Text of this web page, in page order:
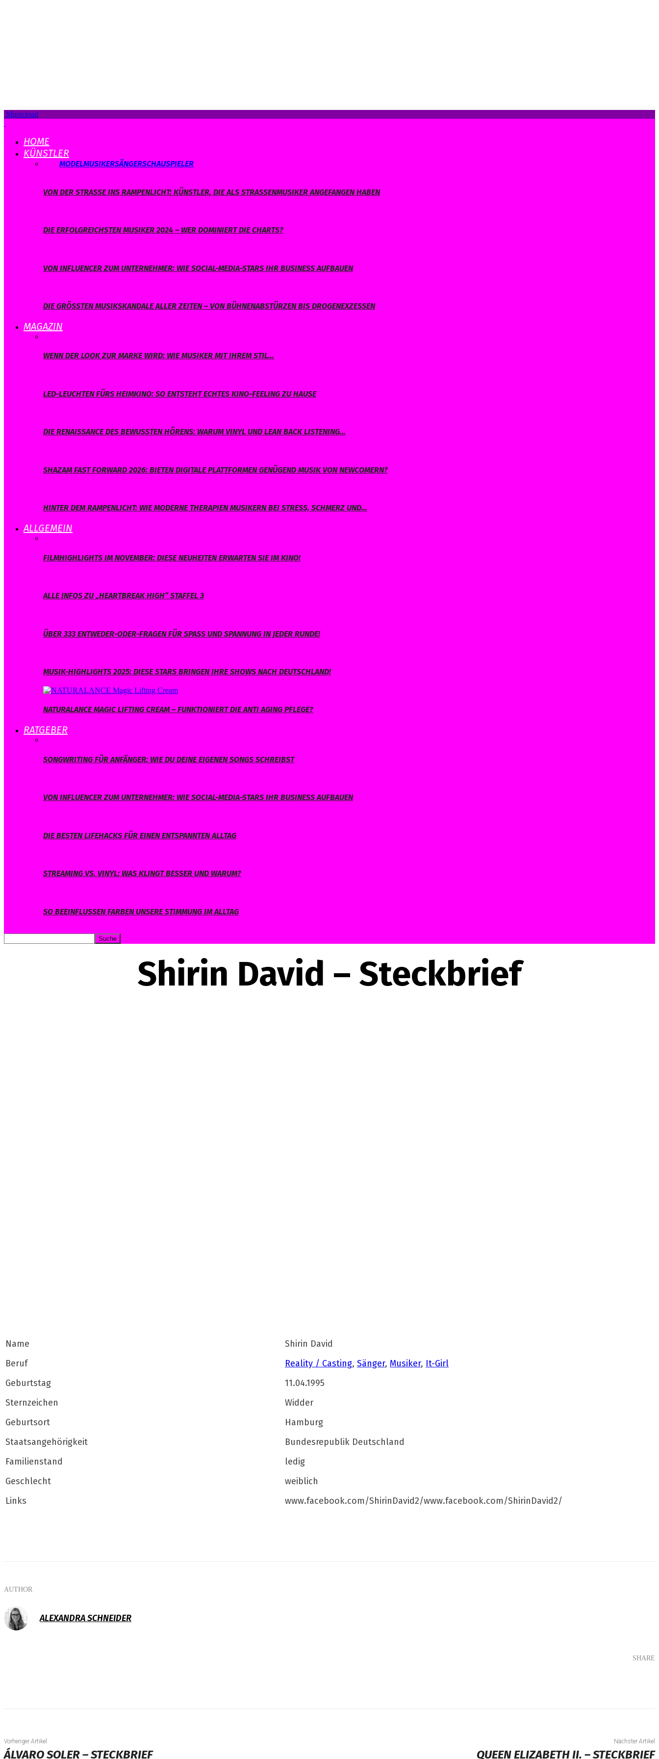
Musicload
HOME
KÜNSTLER
MODELMUSIKERSÄNGERSCHAUSPIELER
VON DER STRASSE INS RAMPENLICHT: KÜNSTLER, DIE ALS STRASSENMUSIKER ANGEFANGEN HABEN
DIE ERFOLGREICHSTEN MUSIKER 2024 – WER DOMINIERT DIE CHARTS?
VON INFLUENCER ZUM UNTERNEHMER: WIE SOCIAL-MEDIA-STARS IHR BUSINESS AUFBAUEN
DIE GRÖSSTEN MUSIKSKANDALE ALLER ZEITEN – VON BÜHNENABSTÜRZEN BIS DROGENEXZESSEN
MAGAZIN
WENN DER LOOK ZUR MARKE WIRD: WIE MUSIKER MIT IHREM STIL…
LED-LEUCHTEN FÜRS HEIMKINO: SO ENTSTEHT ECHTES KINO-FEELING ZU HAUSE
DIE RENAISSANCE DES BEWUSSTEN HÖRENS: WARUM VINYL UND LEAN BACK LISTENING…
SHAZAM FAST FORWARD 2026: BIETEN DIGITALE PLATTFORMEN GENÜGEND MUSIK VON NEWCOMERN?
HINTER DEM RAMPENLICHT: WIE MODERNE THERAPIEN MUSIKERN BEI STRESS, SCHMERZ UND…
ALLGEMEIN
FILMHIGHLIGHTS IM NOVEMBER: DIESE NEUHEITEN ERWARTEN SIE IM KINO!
ALLE INFOS ZU „HEARTBREAK HIGH“ STAFFEL 3
ÜBER 333 ENTWEDER-ODER-FRAGEN FÜR SPASS UND SPANNUNG IN JEDER RUNDE!
MUSIK-HIGHLIGHTS 2025: DIESE STARS BRINGEN IHRE SHOWS NACH DEUTSCHLAND!
NATURALANCE MAGIC LIFTING CREAM – FUNKTIONIERT DIE ANTI AGING PFLEGE?
RATGEBER
SONGWRITING FÜR ANFÄNGER: WIE DU DEINE EIGENEN SONGS SCHREIBST
VON INFLUENCER ZUM UNTERNEHMER: WIE SOCIAL-MEDIA-STARS IHR BUSINESS AUFBAUEN
DIE BESTEN LIFEHACKS FÜR EINEN ENTSPANNTEN ALLTAG
STREAMING VS. VINYL: WAS KLINGT BESSER UND WARUM?
SO BEEINFLUSSEN FARBEN UNSERE STIMMUNG IM ALLTAG
Shirin David – Steckbrief
Name
Shirin David
Beruf
Reality / Casting, Sänger, Musiker, It-Girl
Geburtstag
11.04.1995
Sternzeichen
Widder
Geburtsort
Hamburg
Staatsangehörigkeit
Bundesrepublik Deutschland
Familienstand
ledig
Geschlecht
weiblich
Links
www.facebook.com/ShirinDavid2/www.facebook.com/ShirinDavid2/
AUTHOR
ALEXANDRA SCHNEIDER
SHARE
Vorheriger Artikel
ÁLVARO SOLER – STECKBRIEF
Nächster Artikel
QUEEN ELIZABETH II. – STECKBRIEF